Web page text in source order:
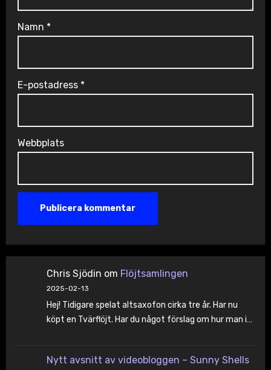
Namn *
E-postadress *
Webbplats
Chris Sjödin om Flöjtsamlingen
2025-02-13
Hej! Tidigare spelat altsaxofon cirka tre år. Har nu
köpt en Tvärflöjt. Har du något förslag om hur man i…
Nytt avsnitt av videobloggen – Sunny Shells